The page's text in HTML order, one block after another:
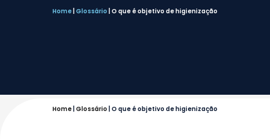
Home Glossário O que é objetivo de higienização
Home Glossário O que é objetivo de higienização